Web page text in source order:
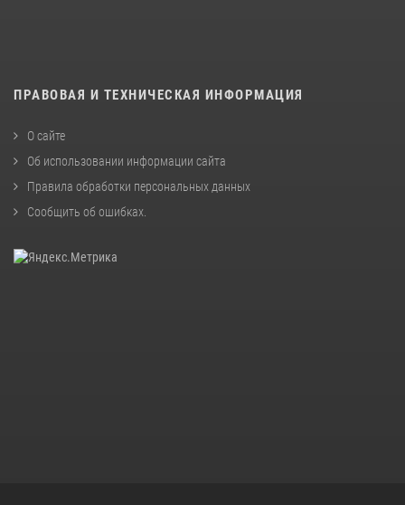
ПРАВОВАЯ И ТЕХНИЧЕСКАЯ ИНФОРМАЦИЯ
О сайте
Об использовании информации сайта
Правила обработки персональных данных
Сообщить об ошибках.